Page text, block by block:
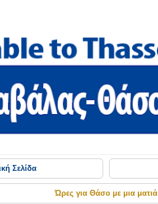
Σελίδα
Ώρες για Θάσο με μια ματιά